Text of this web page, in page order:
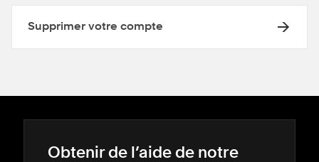
Supprimer votre compte
Obtenir de l’aide de notre